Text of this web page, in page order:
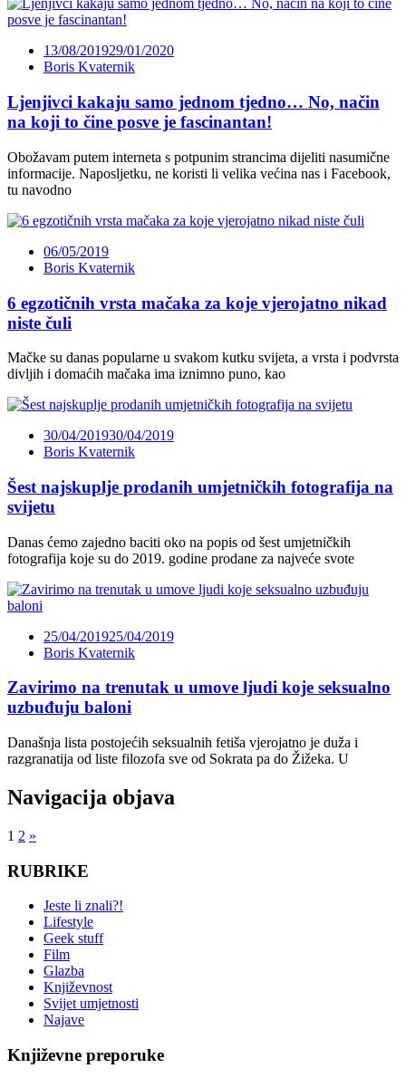
13/08/201929/01/2020
Boris Kvaternik
Ljenjivci kakaju samo jednom tjedno… No, način
na koji to čine posve je fascinantan!
Obožavam putem interneta s potpunim strancima dijeliti nasumične
informacije. Naposljetku, ne koristi li velika većina nas i Facebook,
tu navodno
06/05/2019
Boris Kvaternik
6 egzotičnih vrsta mačaka za koje vjerojatno nikad
niste čuli
Mačke su danas popularne u svakom kutku svijeta, a vrsta i podvrsta
divljih i domaćih mačaka ima iznimno puno, kao
30/04/201930/04/2019
Boris Kvaternik
Šest najskuplje prodanih umjetničkih fotografija na
svijetu
Danas ćemo zajedno baciti oko na popis od šest umjetničkih
fotografija koje su do 2019. godine prodane za najveće svote
25/04/201925/04/2019
Boris Kvaternik
Zavirimo na trenutak u umove ljudi koje seksualno
uzbuđuju baloni
Današnja lista postojećih seksualnih fetiša vjerojatno je duža i
razgranatija od liste filozofa sve od Sokrata pa do Žižeka. U
Navigacija objava
1 2 »
RUBRIKE
Jeste li znali?!
Lifestyle
Geek stuff
Film
Glazba
Književnost
Svijet umjetnosti
Najave
Književne preporuke